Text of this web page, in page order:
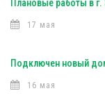
Плановые работы в
17 мая
Подключен новый
16 мая